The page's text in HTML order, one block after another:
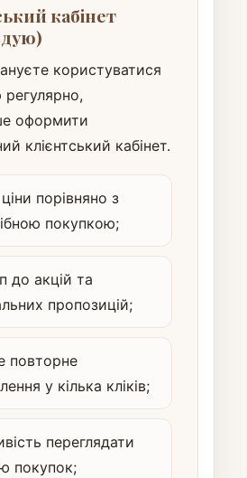
кабінет
користуватися
оформити
клієнтський кабінет.
порівняно з
покупкою;
до акцій та
пропозицій;
повторне
у кілька кліків;
переглядати
покупок;